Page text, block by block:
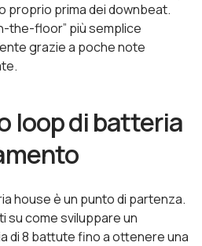
proprio prima dei downbeat.
the-floor” più semplice
grazie a poche note
loop di batteria
house è un punto di partenza.
su come sviluppare un
di 8 battute fino a ottenere una